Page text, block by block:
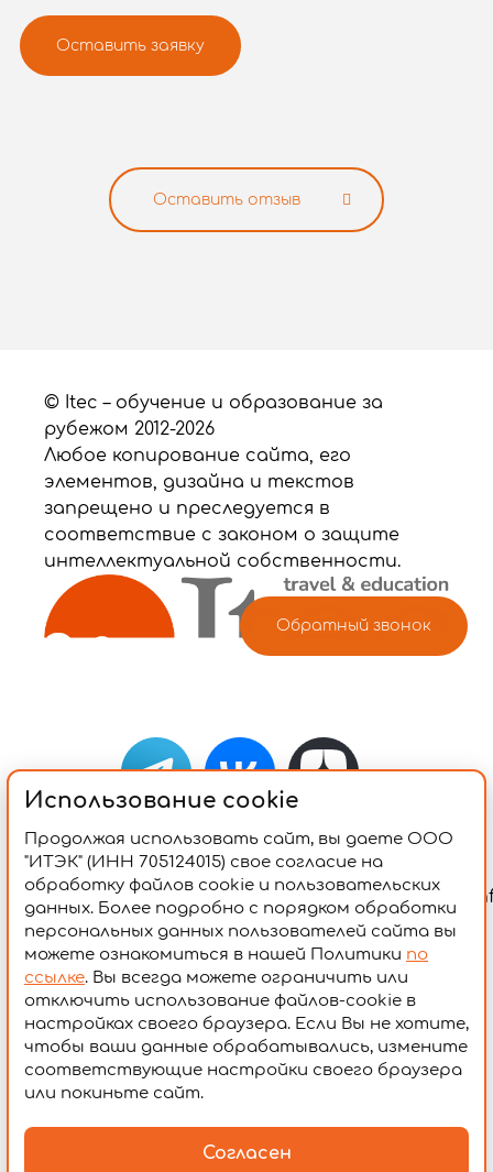
Оставить заявку
Оставить отзыв
Обратный звонок
Общество с ограниченной
ответственностью "ИТЭК"
125009, Москва, ул.Тверская, д.22А,
стр.3, ИНН 7705124015, КПП 771001001,
ОГРН 1037739238921
Разработка сайта — «Высоко»
© Itec – обучение и образование за
рубежом 2012-2026
Любое копирование сайта, его
элементов, дизайна и текстов
запрещено и преследуется в
соответствие с законом о защите
интеллектуальной собственности.
Использование cookie
Продолжая использовать сайт, вы даете ООО
"ИТЭК" (ИНН 705124015) свое согласие на
обработку файлов cookie и пользовательских
данных. Более подробно с порядком обработки
персональных данных пользователей сайта вы
можете ознакомиться в нашей Политики по
ссылке. Вы всегда можете ограничить или
отключить использование файлов-cookie в
настройках своего браузера. Если Вы не хотите,
чтобы ваши данные обрабатывались, измените
соответствующие настройки своего браузера
или покиньте сайт.
Согласен